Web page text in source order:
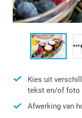
Kies uit
tekst en/of foto
Afwerking van